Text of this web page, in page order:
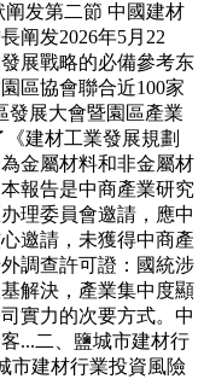
发第二節 中國建材
阐发2026年5月22
展戰略的必備參考东
區協會聯合近100家
發展大會暨園區產業
建材工業發展規劃
為金屬材料和非金屬材
報告是中商產業研究
理委員會邀請，應中
邀請，未獲得中商產
調查許可證：國統涉
解決，產業集中度顯
實力的次要方式。中
...二、鹽城市建材行
市建材行業投資風險